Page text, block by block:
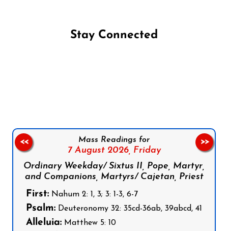
Stay Connected
Mass Readings for
7 August 2026, Friday
Ordinary Weekday/ Sixtus II, Pope, Martyr,
and Companions, Martyrs/ Cajetan, Priest
First: Nahum 2: 1, 3; 3: 1-3, 6-7
Psalm: Deuteronomy 32: 35cd-36ab, 39abcd, 41
Alleluia: Matthew 5: 10
<< >>